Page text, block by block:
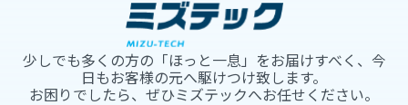
少しでも多くの方の「ほっと一息」をお届けすべく、今
日もお客様の元へ駆けつけ致します。
お困りでしたら、ぜひミズテックへお任せください。